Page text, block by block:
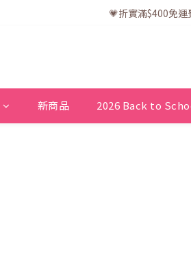
💗訂單一般送貨時間為3至5個工
💗折實滿$400免
💗立即下載全新
新商品 2026 Back to